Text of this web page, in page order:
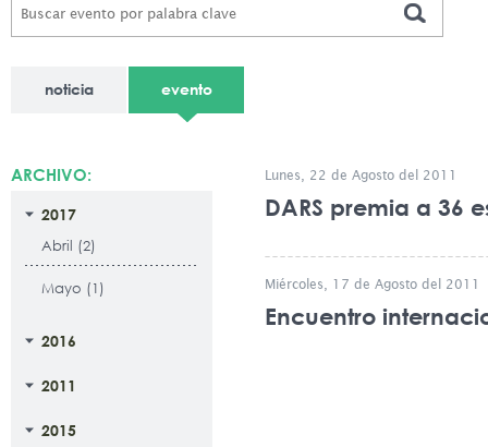
noticia evento
ARCHIVO:
2017
Abril (2)
Mayo (1)
2016
2011
2015
Lunes, 22 de Agosto del 2011
DARS premia a 36
Miércoles, 17 de Agosto del 2011
Encuentro